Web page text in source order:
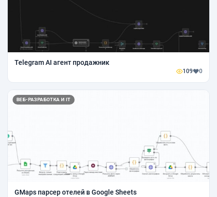
Telegram AI агент продажник
109 0
ВЕБ-РАЗРАБОТКА И IT
GMaps парсер отелей в Google Sheets